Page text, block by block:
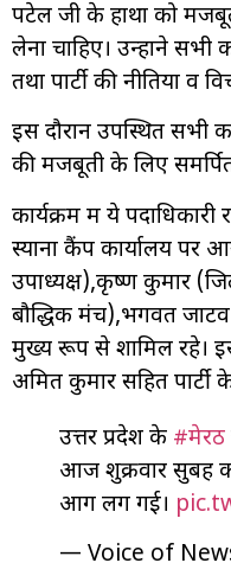
पटेल जी के हाथों को
लेना चाहिए। उन्होंने
तथा पार्टी की नीतियों व
इस दौरान उपस्थित सभी
की मजबूती के लिए
कार्यक्रम में ये पदाधिकारी
स्याना कैंप कार्यालय पर
उपाध्यक्ष),कृष्ण कुमार
बौद्धिक मंच),भगवत जाटव
मुख्य रूप से शामिल रहे।
अमित कुमार सहित पार्टी
उत्तर प्रदेश के #मेरठ
आज शुक्रवार सुबह
आग लग गई।
— Voice of